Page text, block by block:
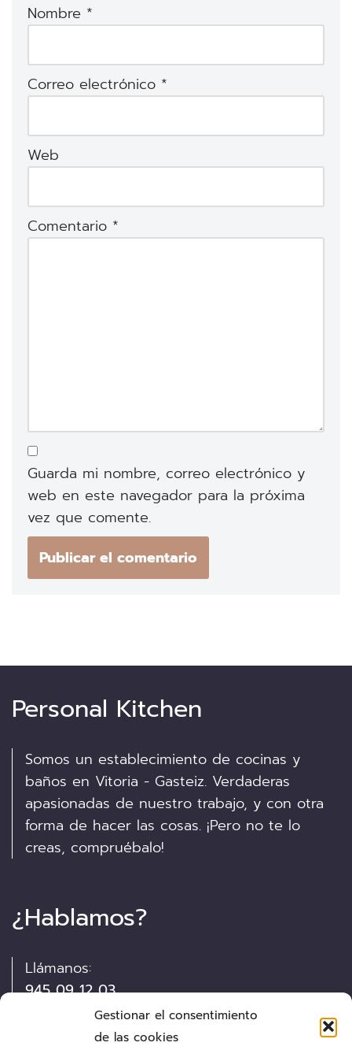
Gestionar el consentimiento
de las cookies
Nombre *
Correo electrónico *
Web
Comentario *
Guarda mi nombre, correo electrónico y
web en este navegador para la próxima
vez que comente.
Personal Kitchen
Somos un establecimiento de cocinas y
baños en Vitoria - Gasteiz. Verdaderas
apasionadas de nuestro trabajo, y con otra
forma de hacer las cosas. ¡Pero no te lo
creas, compruébalo!
¿Hablamos?
Llámanos:
945 09 12 03